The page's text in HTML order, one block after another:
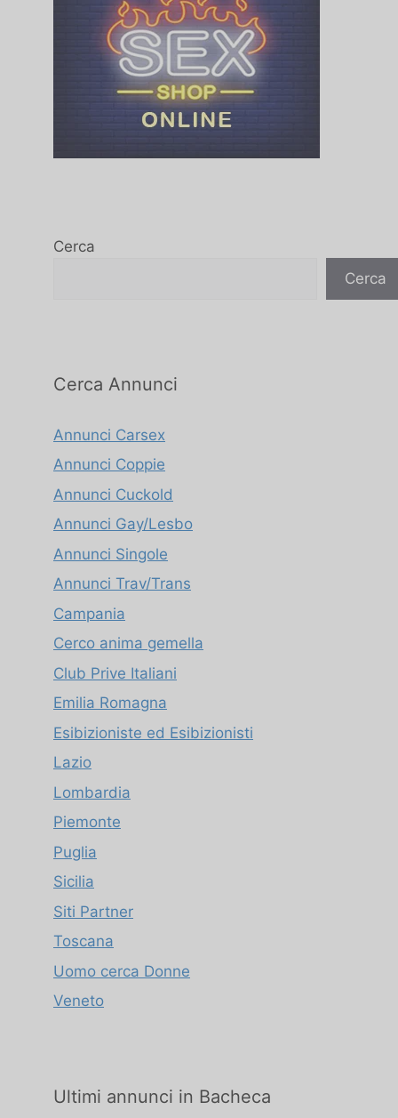
Cerca
Cerca
Cerca Annunci
Annunci Carsex
Annunci Coppie
Annunci Cuckold
Annunci Gay/Lesbo
Annunci Singole
Annunci Trav/Trans
Campania
Cerco anima gemella
Club Prive Italiani
Emilia Romagna
Esibizioniste ed Esibizionisti
Lazio
Lombardia
Piemonte
Puglia
Sicilia
Siti Partner
Toscana
Uomo cerca Donne
Veneto
Ultimi annunci in Bacheca